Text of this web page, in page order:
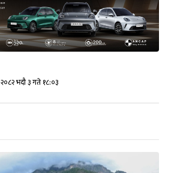
२०८२ भदौ ३ गते १८:०३